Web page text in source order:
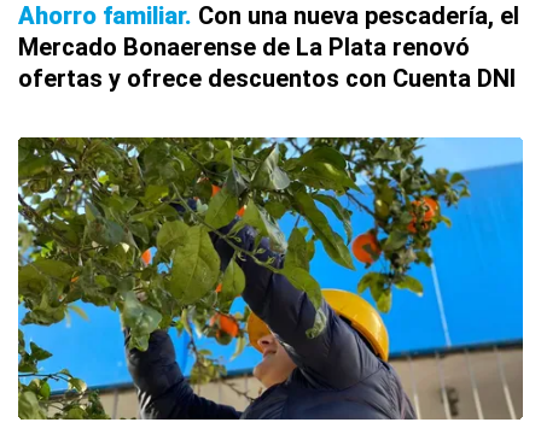
Ahorro familiar Con una nueva pescadería, el
Mercado Bonaerense de La Plata renovó
ofertas y ofrece descuentos con Cuenta DNI